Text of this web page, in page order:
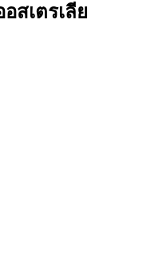
สเตรเลีย